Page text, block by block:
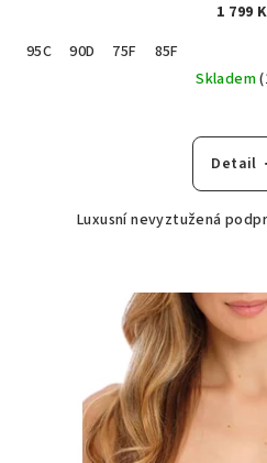
1 799
95C
90D 75F
85F
Skladem
Detail
Luxusní nevyztužená